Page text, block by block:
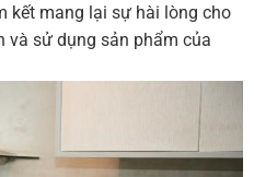
kết mang lại sự hài lòng cho
và sử dụng sản phẩm của